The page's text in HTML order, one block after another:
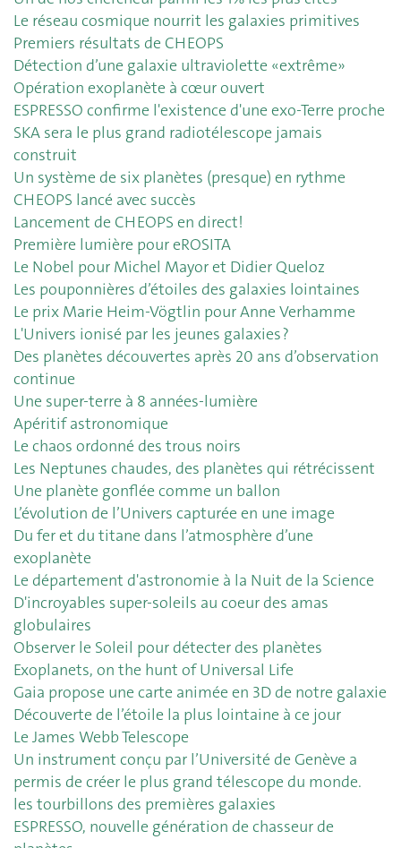
Le réseau cosmique nourrit les galaxies primitives
Premiers résultats de CHEOPS
Détection d’une galaxie ultraviolette «extrême»
Opération exoplanète à cœur ouvert
ESPRESSO confirme l'existence d'une exo-Terre proche
SKA sera le plus grand radiotélescope jamais
construit
Un système de six planètes (presque) en rythme
CHEOPS lancé avec succès
Lancement de CHEOPS en direct!
Première lumière pour eROSITA
Le Nobel pour Michel Mayor et Didier Queloz
Les pouponnières d’étoiles des galaxies lointaines
Le prix Marie Heim-Vögtlin pour Anne Verhamme
L'Univers ionisé par les jeunes galaxies ?
Des planètes découvertes après 20 ans d’observation
continue
Une super-terre à 8 années-lumière
Apéritif astronomique
Le chaos ordonné des trous noirs
Les Neptunes chaudes, des planètes qui rétrécissent
Une planète gonflée comme un ballon
L’évolution de l’Univers capturée en une image
Du fer et du titane dans l’atmosphère d’une
exoplanète
Le département d'astronomie à la Nuit de la Science
D'incroyables super-soleils au coeur des amas
globulaires
Observer le Soleil pour détecter des planètes
Exoplanets, on the hunt of Universal Life
Gaia propose une carte animée en 3D de notre galaxie
Découverte de l’étoile la plus lointaine à ce jour
Le James Webb Telescope
Un instrument conçu par l’Université de Genève a
permis de créer le plus grand télescope du monde.
les tourbillons des premières galaxies
ESPRESSO, nouvelle génération de chasseur de